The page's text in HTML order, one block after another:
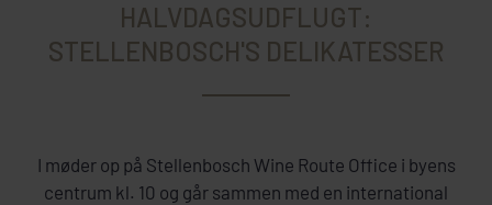
HALVDAGSUDFLUGT:
STELLENBOSCH'S DELIKATESSER
I møder op på Stellenbosch Wine Route Office i byens
centrum kl. 10 og går sammen med en international